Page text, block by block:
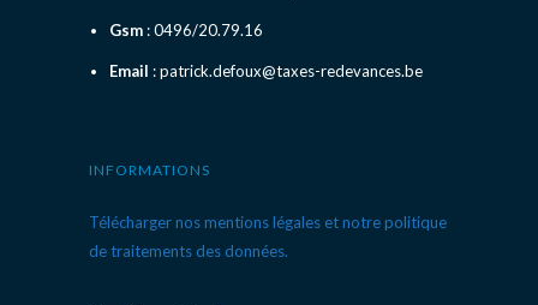
Gsm: 0496/20.79.16
Email : patrick.defoux@taxes-redevances.be
INFORMATIONS
Télécharger nos mentions légales et notre politique
de traitements des données.